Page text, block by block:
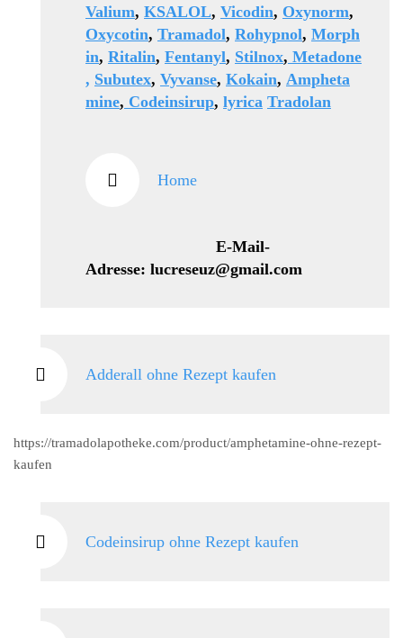
Valium, KSALOL, Vicodin, Oxynorm,
Oxycotin, Tramadol, Rohypnol, Morph
in, Ritalin, Fentanyl, Stilnox, Metadone
, Subutex, Vyvanse, Kokain, Ampheta
mine, Codeinsirup, lyrica Tradolan
Home
E-Mail-
Adresse: lucreseuz@gmail.com
Adderall ohne Rezept kaufen
https://tramadolapotheke.com/product/amphetamine-ohne-rezept-
kaufen
Codeinsirup ohne Rezept kaufen